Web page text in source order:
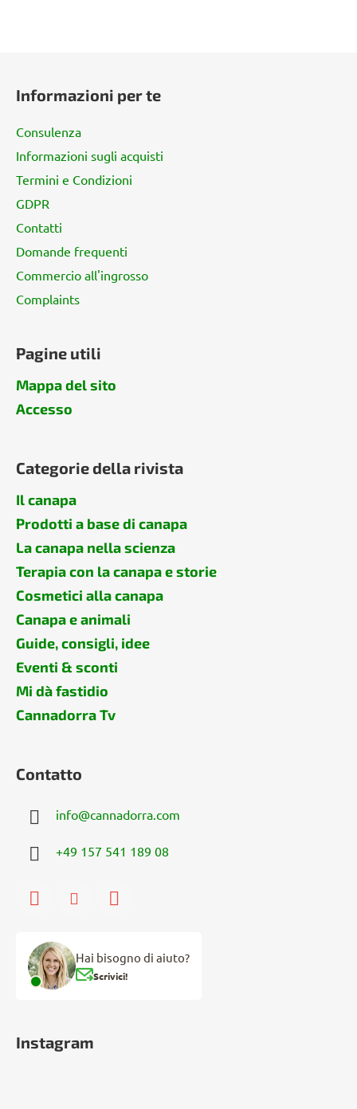
Informazioni per te
Consulenza
Informazioni sugli acquisti
Termini e Condizioni
GDPR
Contatti
Domande frequenti
Commercio all'ingrosso
Complaints
Pagine utili
Mappa del sito
Accesso
Categorie della rivista
Il canapa
Prodotti a base di canapa
La canapa nella scienza
Terapia con la canapa e storie
Cosmetici alla canapa
Canapa e animali
Guide, consigli, idee
Eventi & sconti
Mi dà fastidio
Cannadorra Tv
Contatto
info@cannadorra.com
+49 157 541 189 08
Hai bisogno di aiuto?
Scrivici!
Instagram